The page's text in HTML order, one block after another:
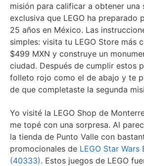
misión para calificar a obtener una
exclusiva que LEGO ha preparado
25 años en México. Las
simples: visita tu LEGO Store más
$499 MXN y construye un
ciudad. Después de cumplir estos
folleto rojo como el de abajo y te
de que completaste la segunda
Yo visité la LEGO Shop de
me topé con una sorpresa. Al
la tienda de Punto Valle con
promocionales de LEGO Star
(40333). Estos juegos de LEGO